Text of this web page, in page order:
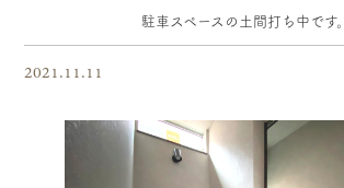
駐車スペースの土間打ち中です。
2021.11.11